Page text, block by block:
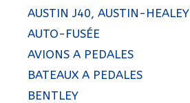
AUSTIN J40, AUSTIN-HEALEY
AUTO-FUSÉE
AVIONS A PEDALES
BATEAUX A PEDALES
BENTLEY